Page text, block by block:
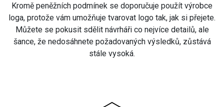
Kromě peněžních podmínek se doporučuje použít výrobce
loga, protože vám umožňuje tvarovat logo tak, jak si přejete.
Můžete se pokusit sdělit návrháři co nejvíce detailů, ale
šance, že nedosáhnete požadovaných výsledků, zůstává
stále vysoká.